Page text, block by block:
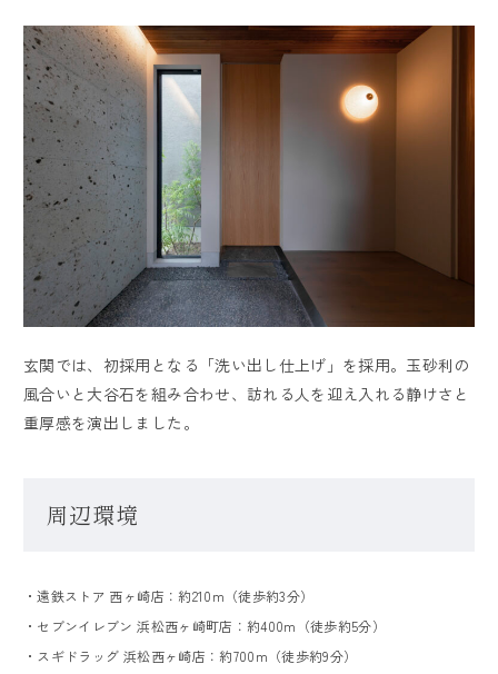
玄関では、初採用となる「洗い出し仕上げ」を採用。玉砂利の
風合いと大谷石を組み合わせ、訪れる人を迎え入れる静けさと
重厚感を演出しました。
周辺環境
・遠鉄ストア 西ヶ崎店：約210m（徒歩約3分）
・セブンイレブン 浜松西ヶ崎町店：約400m（徒歩約5分）
・スギドラッグ 浜松西ヶ崎店：約700m（徒歩約9分）